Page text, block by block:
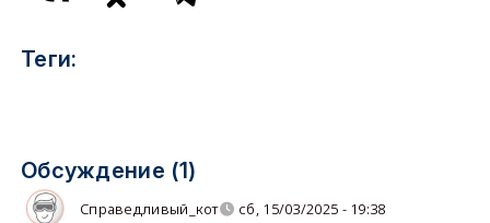
Теги:
Обсуждение (1)
Справедливый_кот сб, 15/03/2025 - 19:38